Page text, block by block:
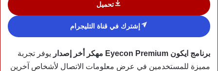
تحميل
إشترك في قناة التليجرام
برنامج ايكون Eyecon Premium مهكر أخر إصدار
يوفر تجربة
مميزة للمستخدمين في عرض معلومات الاتصال لأشخاص آخرين